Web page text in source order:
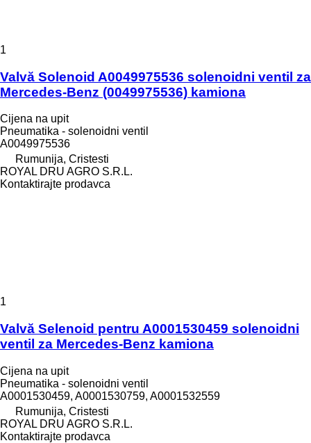
1
Valvă Solenoid A0049975536 solenoidni ventil za
Mercedes-Benz (0049975536) kamiona
Cijena na upit
Pneumatika - solenoidni ventil
A0049975536
Rumunija, Cristesti
ROYAL DRU AGRO S.R.L.
Kontaktirajte prodavca
1
Valvă Selenoid pentru A0001530459 solenoidni
ventil za Mercedes-Benz kamiona
Cijena na upit
Pneumatika - solenoidni ventil
A0001530459, A0001530759, A0001532559
Rumunija, Cristesti
ROYAL DRU AGRO S.R.L.
Kontaktirajte prodavca